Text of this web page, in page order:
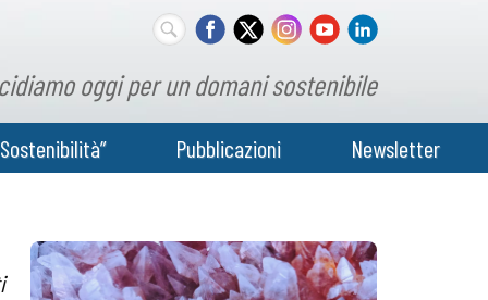
oggi per un domani sostenibile
Pubblicazioni Newsletter